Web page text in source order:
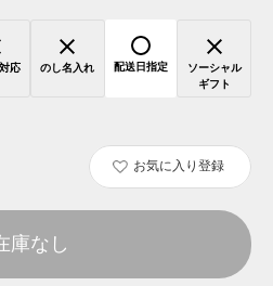
応 のし名入れ 配送日指定
ソーシャル
ギフト
お気に入り登録
庫なし